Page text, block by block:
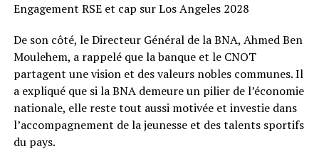
Engagement RSE et cap sur Los Angeles 2028
De son côté, le Directeur Général de la BNA, Ahmed Ben
Moulehem, a rappelé que la banque et le CNOT
partagent une vision et des valeurs nobles communes. Il
a expliqué que si la BNA demeure un pilier de l’économie
nationale, elle reste tout aussi motivée et investie dans
l’accompagnement de la jeunesse et des talents sportifs
du pays.